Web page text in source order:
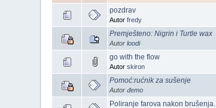
pozdrav
Autorfredy
Premješteno: Nigrin i Turtle wax
Autorloodi
go with the flow
Autorskiron
Pomoć:rućnik za sušenje
Autorđemo
Poliranje farova nakon brušenja...